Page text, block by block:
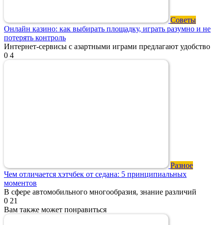
Советы
Онлайн казино: как выбирать площадку, играть разумно и не
потерять контроль
Интернет-сервисы с азартными играми предлагают удобство
0 4
Разное
Чем отличается хэтчбек от седана: 5 принципиальных
моментов
В сфере автомобильного многообразия, знание различий
0 21
Вам также может понравиться